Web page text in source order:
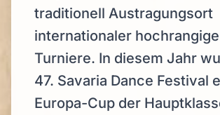
traditionell Austragungsort
internationaler
Turniere. In diesem Jahr
47. Savaria Dance Festival
Europa-Cup der